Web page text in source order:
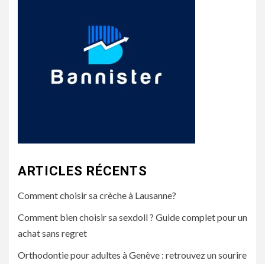
ARTICLES RÉCENTS
Comment choisir sa crèche à Lausanne?
Comment bien choisir sa sexdoll ? Guide complet pour un
achat sans regret
Orthodontie pour adultes à Genève : retrouvez un sourire